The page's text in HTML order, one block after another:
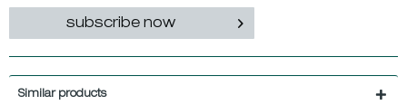
subscribe now
Similar products